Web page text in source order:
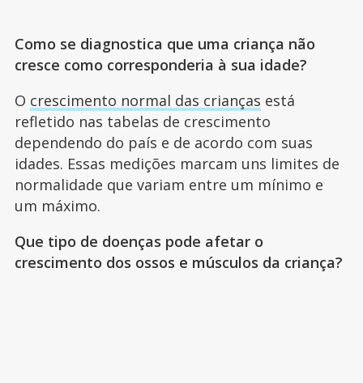
Como se diagnostica que uma criança não
cresce como corresponderia à sua idade?
O crescimento normal das crianças está
refletido nas tabelas de crescimento
dependendo do país e de acordo com suas
idades. Essas medições marcam uns limites de
normalidade que variam entre um mínimo e
um máximo.
Que tipo de doenças pode afetar o
crescimento dos ossos e músculos da criança?